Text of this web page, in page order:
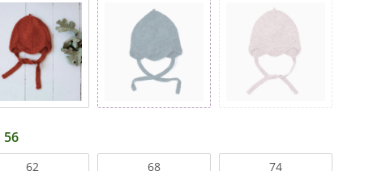
56
62 68 74